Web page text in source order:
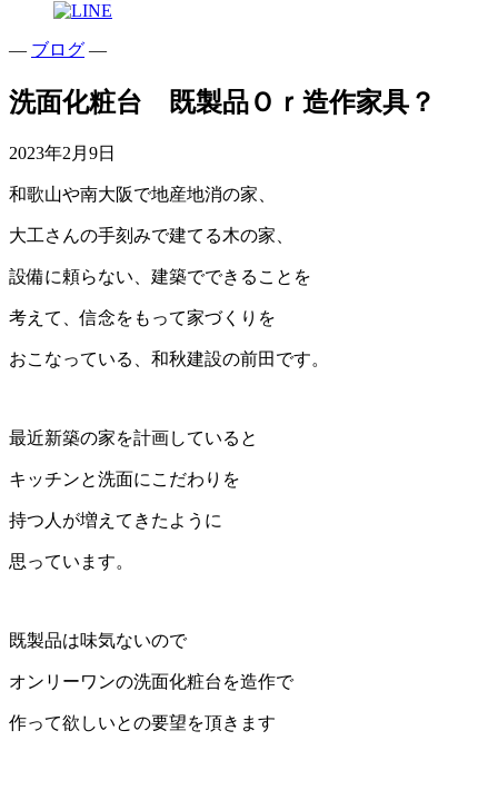
— ブログ —
洗面化粧台 既製品Ｏｒ造作家具？
2023年2月9日
和歌山や南大阪で地産地消の家、
大工さんの手刻みで建てる木の家、
設備に頼らない、建築でできることを
考えて、信念をもって家づくりを
おこなっている、和秋建設の前田です。
最近新築の家を計画していると
キッチンと洗面にこだわりを
持つ人が増えてきたように
思っています。
既製品は味気ないので
オンリーワンの洗面化粧台を造作で
作って欲しいとの要望を頂きます